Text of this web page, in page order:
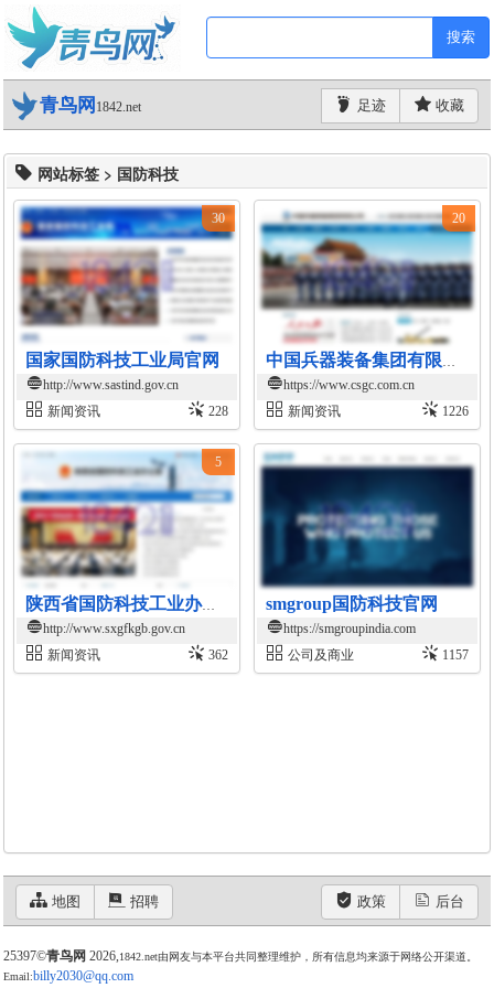
搜索
青鸟网 1842.net 足迹 收藏
网站标签 > 国防科技
国家国防科技工业局官网
http://www.sastind.gov.cn
新闻资讯
228
30
中国兵器装备集团有限公司官网
https://www.csgc.com.cn
新闻资讯
1226
20
陕西省国防科技工业办公室官网
http://www.sxgfkgb.gov.cn
新闻资讯
362
5
smgroup国防科技官网
https://smgroupindia.com
公司及商业
1157
地图 招聘 政策 后台
25397©青鸟网 2026,1842.net由网友与本平台共同整理维护，所有信息均来源于网络公开渠道。
Email:billy2030@qq.com